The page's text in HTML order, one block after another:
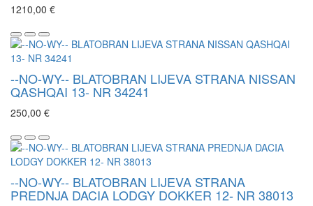
1210,00 €
--NO-WY-- BLATOBRAN LIJEVA STRANA NISSAN
QASHQAI 13- NR 34241
250,00 €
--NO-WY-- BLATOBRAN LIJEVA STRANA
PREDNJA DACIA LODGY DOKKER 12- NR 38013